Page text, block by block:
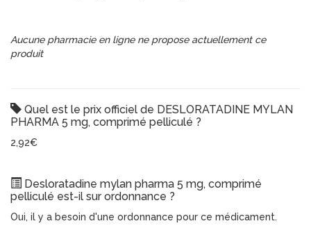
Aucune pharmacie en ligne ne propose actuellement ce
produit
Quel est le prix officiel de DESLORATADINE MYLAN
PHARMA 5 mg, comprimé pelliculé ?
2,92€
Desloratadine mylan pharma 5 mg, comprimé
pelliculé est-il sur ordonnance ?
Oui, il y a besoin d'une ordonnance pour ce médicament.